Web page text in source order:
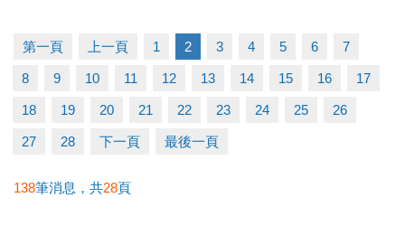
-洽詢專線：03-2639066 #115
-官網 :
https://www.lzsports.com.tw/zh_TW/news/pageID/1/
-FB : 桃園市蘆竹國民運動中心
-IG : @luzhusports
第一頁 上一頁 1 2 3 4 5 6 7
8 9 10 11 12 13 14 15 16 17
18 19 20 21 22 23 24 25 26
27 28 下一頁 最後一頁
138筆消息，共28頁